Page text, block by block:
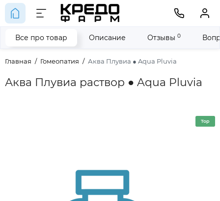
Главная Гомеопатия Аква Плувиа ● Aqua Pluvia
Аква Плувиа раствор ● Aqua Pluvia
Все про товар Описание Отзывы 0
Top